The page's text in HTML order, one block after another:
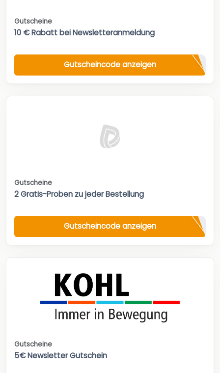
Gutscheine
10 € Rabatt bei Newsletteranmeldung
Gutscheincode anzeigen
Gutscheine
2 Gratis-Proben zu jeder Bestellung
Gutscheincode anzeigen
Gutscheine
5€ Newsletter Gutschein